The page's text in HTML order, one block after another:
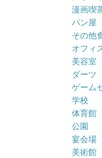
漫画喫
パン屋
その他
オフィ
美容室
ダーツ
ゲーム
学校
体育館
公園
宴会場
美術館